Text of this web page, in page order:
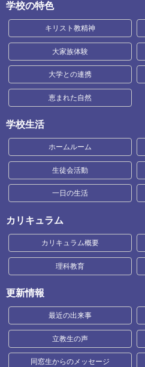
学校の特色
キリスト教精神
大家族体験
大学との連携
恵まれた自然
学校生活
ホームルーム
生徒会活動
一日の生活
カリキュラム
カリキュラム概要
理科教育
更新情報
最近の出来事
立教生の声
同窓生からのメッセージ